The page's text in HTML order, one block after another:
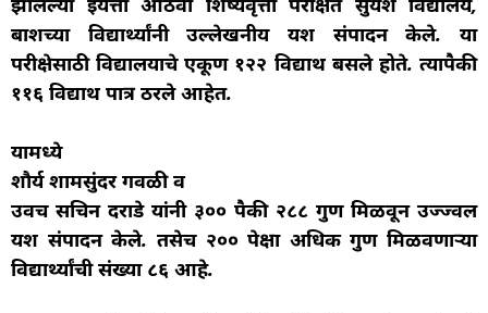
p
p
o
o
k
m n
बार्शीच्या विद्यार्थ्यांनी उल्लेखनीय यश संपादन केले. या
परीक्षेसाठी विद्यालयाचे एकूण १२२ विद्यार्थी बसले होते. त्यापैकी
११६ विद्यार्थी पात्र ठरले आहेत.
यामध्ये
शौर्य शामसुंदर गवळी व
उर्वीच सचिन दराडे यांनी ३०० पैकी २८८ गुण मिळवून उज्ज्वल
यश संपादन केले. तसेच २०० पेक्षा अधिक गुण मिळवणाऱ्या
विद्यार्थ्यांची संख्या ८६ आहे.